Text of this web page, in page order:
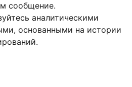
сообщение.
аналитическими
основанными на истории